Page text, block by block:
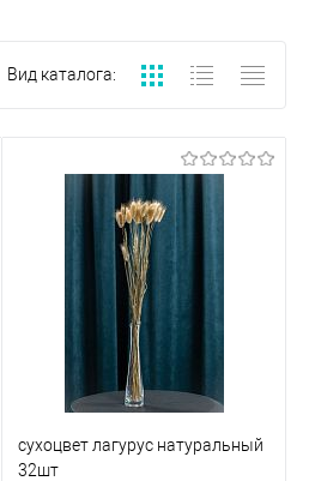
Вид каталога:
сухоцвет лагурус натуральный
32шт